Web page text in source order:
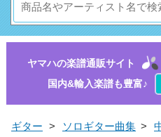
ヤマハの楽譜通販サイト
国内&輸入楽譜も豊富♪
ギター > ソロギター曲集 >